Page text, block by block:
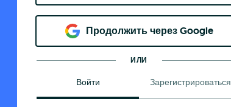
Продолжить через Google
ИЛИ
Войти Зарегистрироваться